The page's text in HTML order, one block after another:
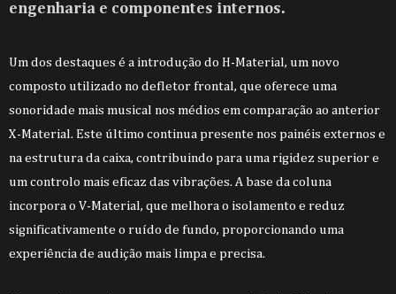
engenharia e componentes internos.
Um dos destaques é a introdução do H-Material, um novo
composto utilizado no defletor frontal, que oferece uma
sonoridade mais musical nos médios em comparação ao anterior
X-Material. Este último continua presente nos painéis externos e
na estrutura da caixa, contribuindo para uma rigidez superior e
um controlo mais eficaz das vibrações. A base da coluna
incorpora o V-Material, que melhora o isolamento e reduz
significativamente o ruído de fundo, proporcionando uma
experiência de audição mais limpa e precisa.